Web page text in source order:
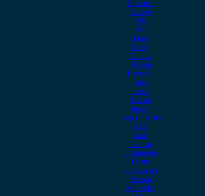
Daihatsu
Dodge
DS
Fiat
Ford
Geely
Gonow
Honda
Hyundai
Isuzu
iveco
Jaecoo
Jaguar
Jeep Chrysler
KIA
Lada
Lancia
Leapmotor
Lexus
Lynk & co
Mazda
Mercedes